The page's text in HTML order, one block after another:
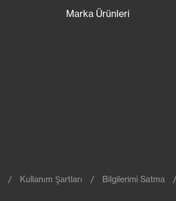
Marka Ürünleri
Kullanım Şartları
Bilgilerimi Satma